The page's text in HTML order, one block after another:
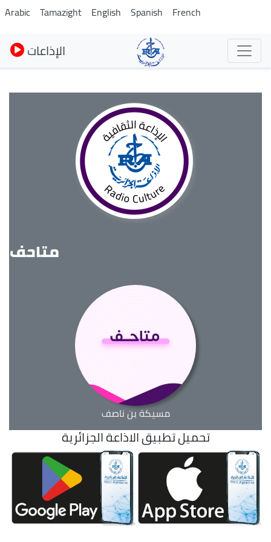
Skip
to
main
content
Arabic Tamazight English Spanish French
الإذاعات
متاحف
مسيكة بن ناصف
تحميل تطبيق الاذاعة الجزائرية